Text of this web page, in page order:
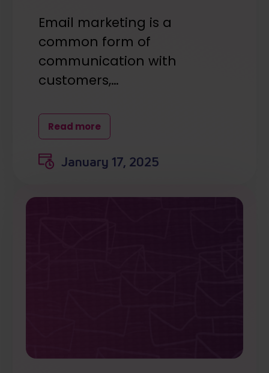
Email marketing is a
common form of
communication with
customers,…
Read more
January 17, 2025